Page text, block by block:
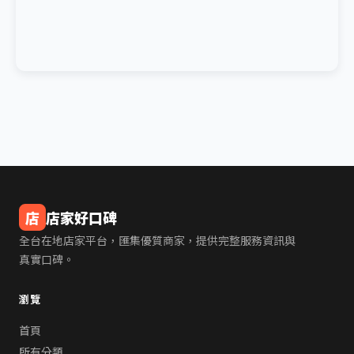
店 店家好口碑
全台在地店家平台，匯集優質商家，提供完整服務資訊與
真實口碑。
瀏覽
首頁